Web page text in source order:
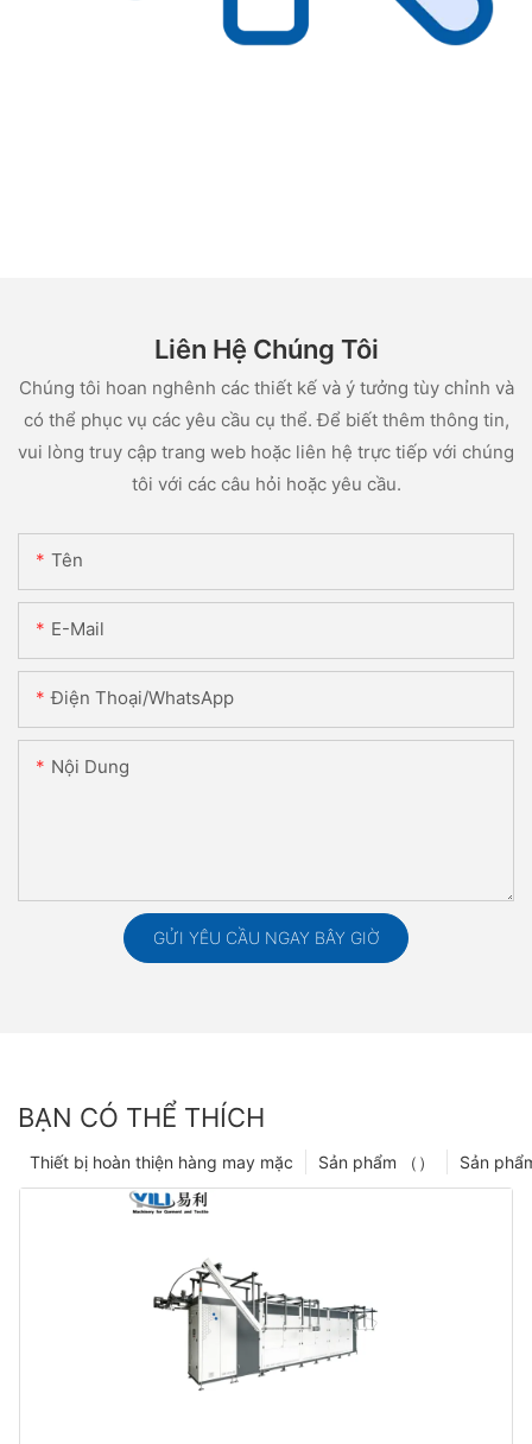
Liên Hệ Chúng Tôi
Chúng tôi hoan nghênh các thiết kế và ý tưởng tùy chỉnh và
có thể phục vụ các yêu cầu cụ thể. Để biết thêm thông tin,
vui lòng truy cập trang web hoặc liên hệ trực tiếp với chúng
tôi với các câu hỏi hoặc yêu cầu.
Tên
E-Mail
Điện Thoại/WhatsApp
Nội Dung
GỬI YÊU CẦU NGAY BÂY GIỜ
BẠN CÓ THỂ THÍCH
Sản
Sản phẩm （）
Thiết bị hoàn thiện hàng may mặc